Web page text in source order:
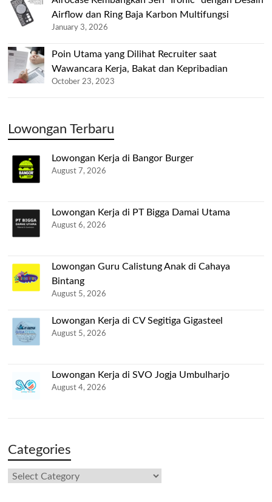
Airflow dan Ring Baja Karbon Multifungsi
January 3, 2026
Poin Utama yang Dilihat Recruiter saat
Wawancara Kerja, Bakat dan Kepribadian
October 23, 2023
Lowongan Terbaru
Lowongan Kerja di Bangor Burger
August 7, 2026
Lowongan Kerja di PT Bigga Damai Utama
August 6, 2026
Lowongan Guru Calistung Anak di Cahaya
Bintang
August 5, 2026
Lowongan Kerja di CV Segitiga Gigasteel
August 5, 2026
Lowongan Kerja di SVO Jogja Umbulharjo
August 4, 2026
Categories